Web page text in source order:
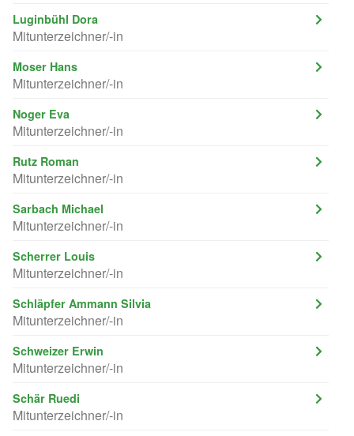
Luginbühl Dora
Mitunterzeichner/-in
Moser Hans
Mitunterzeichner/-in
Noger Eva
Mitunterzeichner/-in
Rutz Roman
Mitunterzeichner/-in
Sarbach Michael
Mitunterzeichner/-in
Scherrer Louis
Mitunterzeichner/-in
Schläpfer Ammann Silvia
Mitunterzeichner/-in
Schweizer Erwin
Mitunterzeichner/-in
Schär Ruedi
Mitunterzeichner/-in